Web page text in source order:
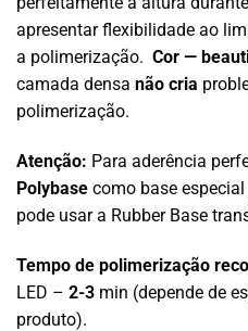
apresentar flexibilidade ao
a polimerização. Cor —
camada densa não cria
polimerização.
Atenção: Para aderência
Polybase como base
pode usar a Rubber Base
Tempo de polimerização
LED – 2-3 min (depende de
produto).